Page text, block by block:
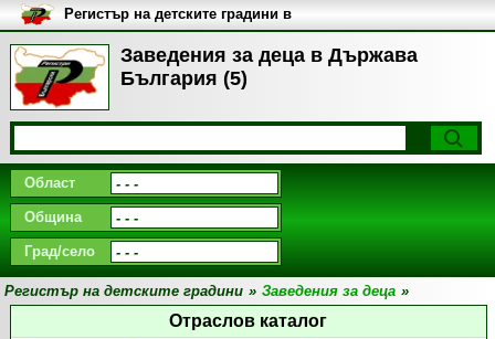
Заведения за деца в Държава
България (5)
Регистър на детските градини в
България
Област
Община
Град/село
Регистър на детските градини » Заведения за деца »
Отраслов каталог